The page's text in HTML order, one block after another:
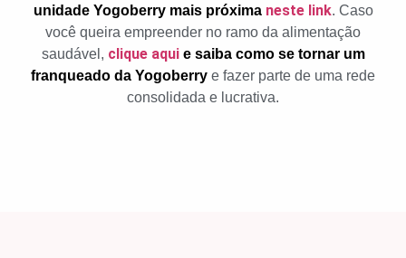
unidade Yogoberry mais próxima neste link. Caso
você queira empreender no ramo da alimentação
saudável, clique aqui e saiba como se tornar um
franqueado da Yogoberry e fazer parte de uma rede
consolidada e lucrativa.